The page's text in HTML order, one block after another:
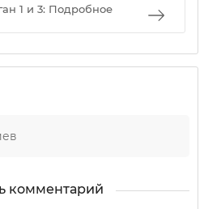
1 и 3: Подробное
комментарий